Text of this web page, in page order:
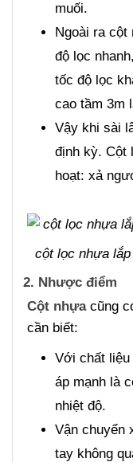
muối.
Ngoài ra cột
độ lọc
tốc độ lọc
cao tầm 3m
Vậy khi sài
định kỳ. Cột
hoạt: xả
cột lọc nhựa
2. Nhược điểm
Cột nhựacũng
cần biết:
Với chất liệu
áp mạnh là
nhiệt độ.
Vận chuyển
tay không